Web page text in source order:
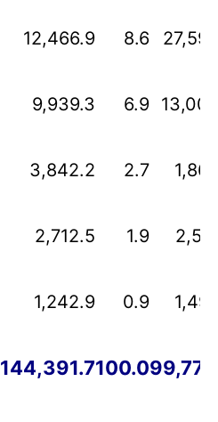
12,466.9 8.6
9,939.3 6.9
3,842.2 2.7
2,712.5 1.9
1,242.9 0.9
144,391.7100.0